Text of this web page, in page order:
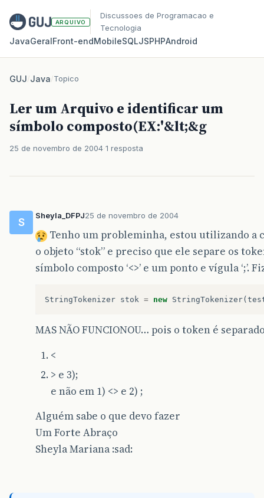
ARQUIVO
Discussoes de Programacao e
Tecnologia
JavaGeralFront‑endMobileSQLJSPHPAndroid
GUJ/Java/Topico
Ler um Arquivo e identificar um
símbolo composto(EX:'&lt;&g
25 de novembro de 2004 1 resposta
S
Sheyla_DFPJ25 de novembro de 2004
Tenho um probleminha, estou utilizando a
o objeto “stok” e preciso que ele separe os
símbolo composto ‘<>’ e um ponto e vígula ‘;’.
StringTokenizer stok = new StringTokenizer(
MAS NÃO FUNCIONOU… pois o token é
<
> e 3);
e não em 1) <> e 2) ;
Alguém sabe o que devo fazer
Um Forte Abraço
Sheyla Mariana :sad: